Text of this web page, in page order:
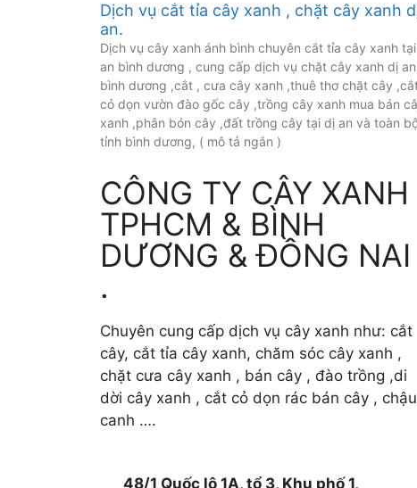
Dịch vụ cắt tỉa cây xanh , chặt cây xanh
an.
Dịch vụ cây xanh ánh bình chuyên cắt tỉa cây xanh
an bình dương , cung cấp dịch vụ chặt cây xanh dị an
bình dương ,cắt , cưa cây xanh ,thuê thơ chặt cây
cỏ dọn vườn đào gốc cây ,trồng cây xanh mua bán
xanh ,phân bón cây ,đất trồng cây tại dị an và toàn
tỉnh bình dương, ( mô tả ngắn )
CÔNG TY CÂY XANH
TPHCM & BÌNH
DƯƠNG & ĐỒNG NAI
.
Chuyên cung cấp dịch vụ cây xanh như: cắt
cây, cắt tỉa cây xanh, chăm sóc cây xanh ,
chặt cưa cây xanh , bán cây , đào trồng ,di
dời cây xanh , cắt cỏ dọn rác bán cây , chậu
canh ….
48/1 Quốc lộ 1A, tổ 3, Khu phố 1,